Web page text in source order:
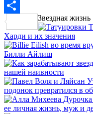
Viber
Отправить
Звездная жизнь
Харди и их значения
Билли Айлиш
нашей наивности
подонок превратился в
ее личная жизнь, муж и